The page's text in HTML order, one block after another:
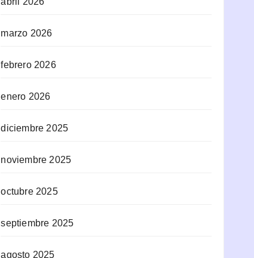
marzo 2026
febrero 2026
enero 2026
diciembre 2025
noviembre 2025
octubre 2025
septiembre 2025
agosto 2025